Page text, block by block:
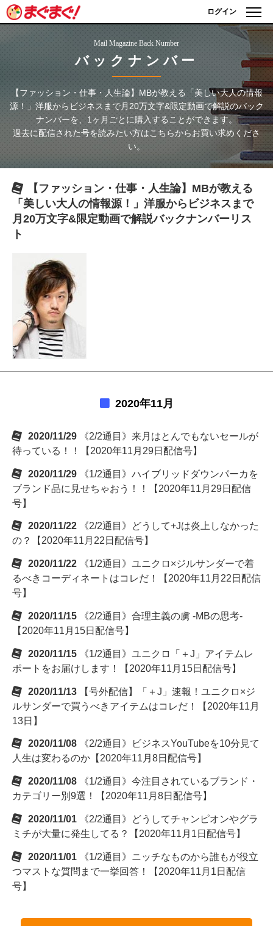
ログイン
Mail Magazine Back Number
バックナンバー
【ファッション・仕事・人生論】MBが教える「美しい大人の情報
源！」洋服からビジネスまで月20万文字&限定動画で解説のバック
ナンバーを、1ヶ月ごとに購入することができます。
過去に配信された号を読みたい方はこちらからお買い求めくださ
い。
【ファッション・仕事・人生論】MBが教える
「美しい大人の情報源！」洋服からビジネスまで
月20万文字&限定動画で解説バックナンバーリス
ト
2020年11月
2020/11/29
《2/2通目》来月はとんでもないセールが
待っている！！【2020年11月29日配信号】
2020/11/29
《1/2通目》ハイブリッドダウンパーカを
ブランド品に見せちゃおう！！【2020年11月29日配信
号】
2020/11/22
《2/2通目》どうして+Jは炎上しなかった
の？【2020年11月22日配信号】
2020/11/22
《1/2通目》ユニクロ×ジルサンダーで着
るべきコーディネートはコレだ！【2020年11月22日配信
号】
2020/11/15
《2/2通目》合理主義の虜 -MBの思考-
【2020年11月15日配信号】
2020/11/15
《1/2通目》ユニクロ「＋J」アイテムレ
ポートをお届けします！【2020年11月15日配信号】
2020/11/13
【号外配信】「＋J」速報！ユニクロ×ジ
ルサンダーで買うべきアイテムはコレだ！【2020年11月
13日】
2020/11/08
《2/2通目》ビジネスYouTubeを10分見て
人生は変わるのか【2020年11月8日配信号】
2020/11/08
《1/2通目》今注目されているブランド・
カテゴリー別9選！【2020年11月8日配信号】
2020/11/01
《2/2通目》どうしてチャンピオンやグラ
ミチが大量に発生してる？【2020年11月1日配信号】
2020/11/01
《1/2通目》ニッチなものから誰もが役立
つマストな質問まで一挙回答！【2020年11月1日配信
号】